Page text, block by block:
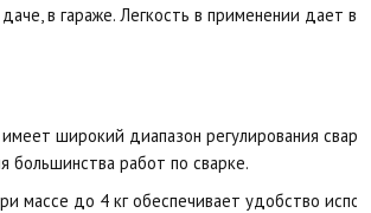
в гараже. Легкость в применении дает
широкий диапазон регулирования
работ по сварке.
массе до 4 кг обеспечивает удобство